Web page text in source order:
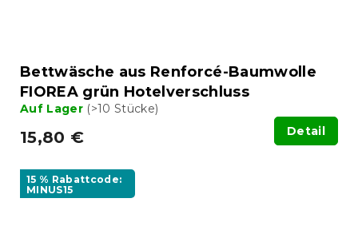
Bettwäsche aus Renforcé-Baumwolle
FIOREA grün Hotelverschluss
Auf Lager (>10 Stücke)
15,80 € Detail
15 % Rabattcode:
MINUS15